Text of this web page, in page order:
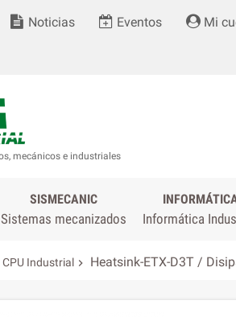
Noticias Eventos Mi
mecánicos e industriales
SISMECANIC
Sistemas mecanizados Informática
Industrial  Heatsink-ETX-D3T /